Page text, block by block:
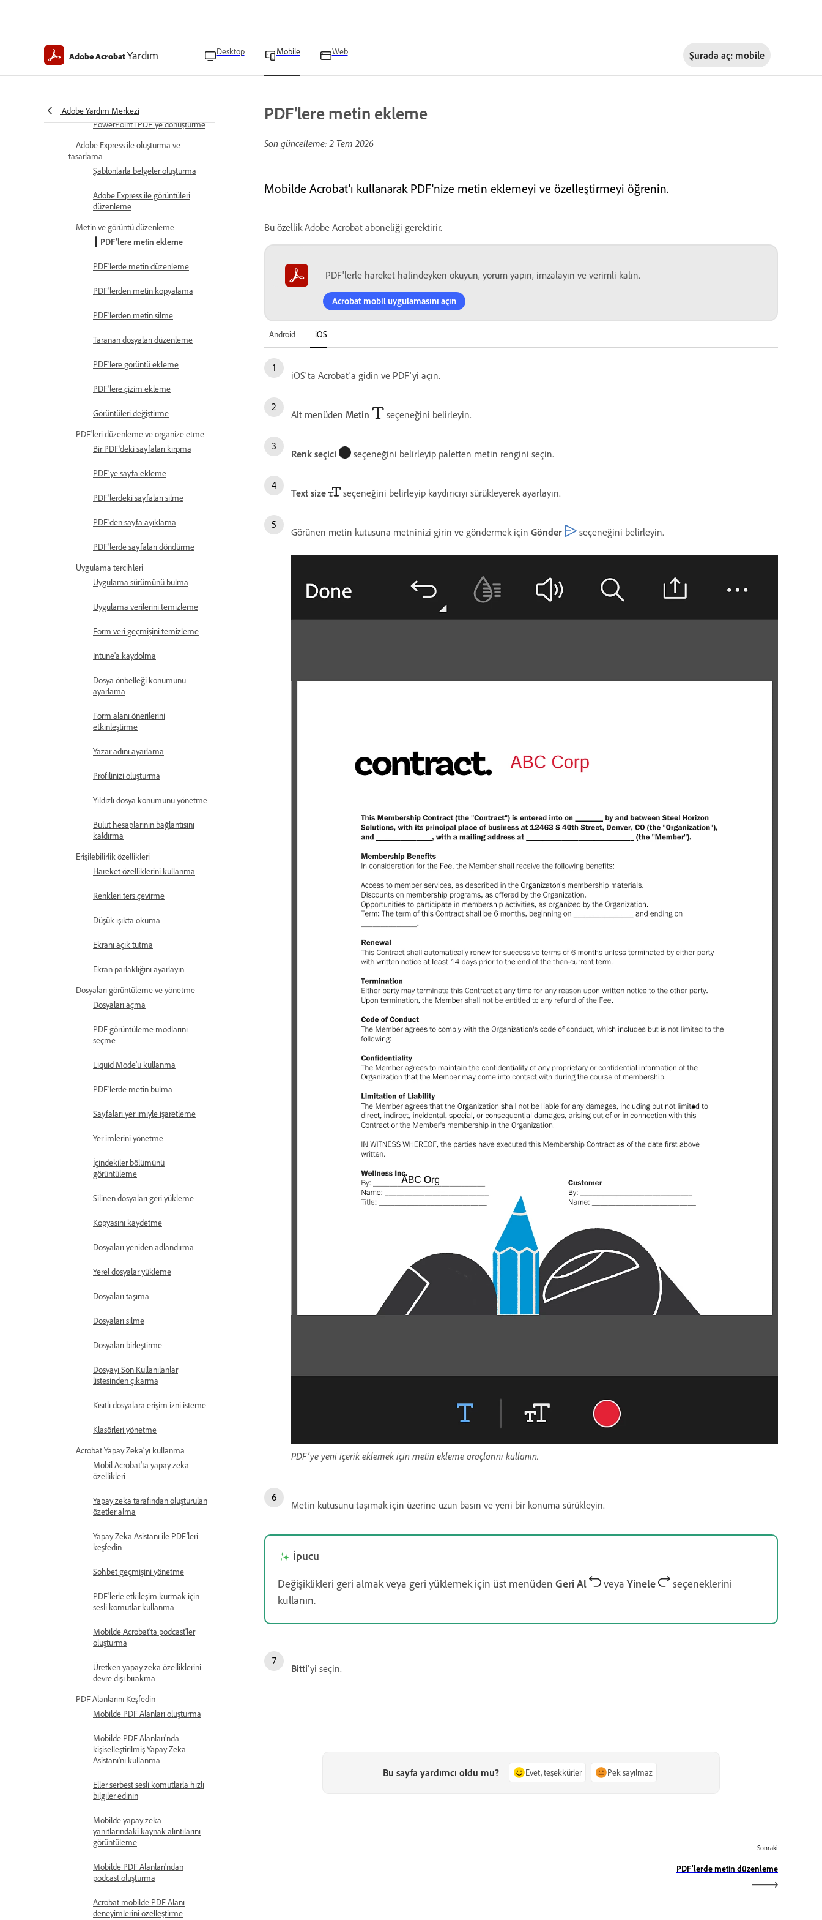
Adobe AcrobatYardım Desktop Mobile Web Şurada aç: mobile
Adobe Yardım Merkezi
yükseltme
PDF'ler oluşturma
Microsoft Word, Excel ve
PowerPoint'i PDF'ye dönüştürme
Adobe Express ile oluşturma ve
tasarlama
Şablonlarla belgeler oluşturma
Adobe Express ile görüntüleri
düzenleme
Metin ve görüntü düzenleme
PDF'lere metin ekleme
PDF'lerde metin düzenleme
PDF'lerden metin kopyalama
PDF'lerden metin silme
Taranan dosyaları düzenleme
PDF'lere görüntü ekleme
PDF'lere çizim ekleme
Görüntüleri değiştirme
PDF'leri düzenleme ve organize etme
Bir PDF’deki sayfaları kırpma
PDF'ye sayfa ekleme
PDF'lerdeki sayfaları silme
PDF'den sayfa ayıklama
PDF'lerde sayfaları döndürme
Uygulama tercihleri
Uygulama sürümünü bulma
Uygulama verilerini temizleme
Form veri geçmişini temizleme
Intune'a kaydolma
Dosya önbelleği konumunu
ayarlama
Form alanı önerilerini
etkinleştirme
Yazar adını ayarlama
Profilinizi oluşturma
Yıldızlı dosya konumunu yönetme
Bulut hesaplarının bağlantısını
kaldırma
Erişilebilirlik özellikleri
Hareket özelliklerini kullanma
Renkleri ters çevirme
Düşük ışıkta okuma
Ekranı açık tutma
Ekran parlaklığını ayarlayın
Dosyaları görüntüleme ve yönetme
Dosyaları açma
PDF görüntüleme modlarını
seçme
Liquid Mode'u kullanma
PDF'lerde metin bulma
Sayfaları yer imiyle işaretleme
Yer imlerini yönetme
İçindekiler bölümünü
görüntüleme
Silinen dosyaları geri yükleme
Kopyasını kaydetme
Dosyaları yeniden adlandırma
Yerel dosyalar yükleme
Dosyaları taşıma
Dosyaları silme
Dosyaları birleştirme
Dosyayı Son Kullanılanlar
listesinden çıkarma
Kısıtlı dosyalara erişim izni isteme
Klasörleri yönetme
Acrobat Yapay Zeka'yı kullanma
Mobil Acrobat'ta yapay zeka
özellikleri
Yapay zeka tarafından oluşturulan
özetler alma
Yapay Zeka Asistanı ile PDF'leri
keşfedin
Sohbet geçmişini yönetme
PDF'lerle etkileşim kurmak için
sesli komutlar kullanma
Mobilde Acrobat'ta podcast'ler
oluşturma
Üretken yapay zeka özelliklerini
devre dışı bırakma
PDF Alanlarını Keşfedin
Mobilde PDF Alanları oluşturma
Mobilde PDF Alanları'nda
kişiselleştirilmiş Yapay Zeka
Asistanı'nı kullanma
Eller serbest sesli komutlarla hızlı
bilgiler edinin
Mobilde yapay zeka
yanıtlarındaki kaynak alıntılarını
görüntüleme
Mobilde PDF Alanları'ndan
podcast oluşturma
Acrobat mobilde PDF Alanı
deneyimlerini özelleştirme
PDF'lere metin ekleme
Son güncelleme:2 Tem 2026
Mobilde Acrobat'ı kullanarak PDF'nize metin eklemeyi ve özelleştirmeyi öğrenin.
Bu özellik Adobe Acrobat aboneliği gerektirir.
PDF'lerle hareket halindeyken okuyun, yorum yapın, imzalayın ve verimli kalın.
Acrobat mobil uygulamasını açın
Android iOS
iOS'ta Acrobat'a gidin ve PDF'yi açın.
Alt menüden Metin seçeneğini belirleyin.
Renk seçici seçeneğini belirleyip paletten metin rengini seçin.
Text size seçeneğini belirleyip kaydırıcıyı sürükleyerek ayarlayın.
Görünen metin kutusuna metninizi girin ve göndermek için Gönder seçeneğini belirleyin.
PDF'ye yeni içerik eklemek için metin ekleme araçlarını kullanın.
Metin kutusunu taşımak için üzerine uzun basın ve yeni bir konuma sürükleyin.
İpucu
Değişiklikleri geri almak veya geri yüklemek için üst menüden Geri Al veya Yinele
seçeneklerini
kullanın.
Bitti'yi seçin.
Bu sayfa yardımcı oldu mu? Evet, teşekkürler Pek sayılmaz
Sonraki
PDF'lerde metin düzenleme